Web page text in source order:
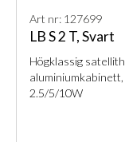
Art nr: 127699
LB S 2 T, Svart
Högklassig
2.5/5/10W